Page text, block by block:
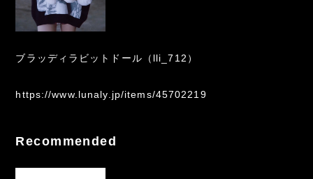
ブラッディラビットドール（lli_712）
https://www.lunaly.jp/items/45702219
Recommended